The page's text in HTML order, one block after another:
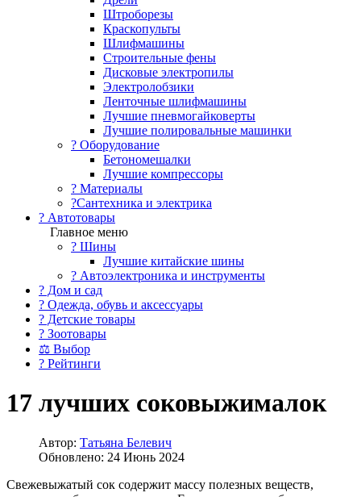
Штроборезы
Краскопульты
Шлифмашины
Строительные фены
Дисковые электропилы
Электролобзики
Ленточные шлифмашины
Лучшие пневмогайковерты
Лучшие полировальные машинки
?️ Оборудование
Бетономешалки
Лучшие компрессоры
? Материалы
?Сантехника и электрика
? Автотовары
Главное меню
? Шины
Лучшие китайские шины
? Автоэлектроника и инструменты
? Дом и сад
? Одежда, обувь и аксессуары
? Детские товары
? Зоотовары
⚖ Выбор
? Рейтинги
17 лучших соковыжималок
Автор: Татьяна Белевич
Обновлено: 24 Июнь 2024
Свежевыжатый сок содержит массу полезных веществ,